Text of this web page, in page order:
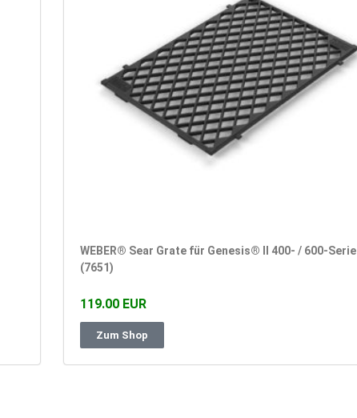
WEBER® Sear Grate für Genesis® II 400- / 600-Serie
(7651)
119.00 EUR
Zum Shop